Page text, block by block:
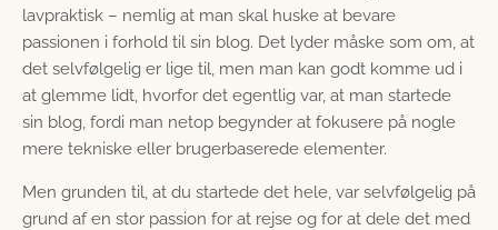
lavpraktisk – nemlig at man skal huske at bevare
passionen i forhold til sin blog. Det lyder måske som om, at
det selvfølgelig er lige til, men man kan godt komme ud i
at glemme lidt, hvorfor det egentlig var, at man startede
sin blog, fordi man netop begynder at fokusere på nogle
mere tekniske eller brugerbaserede elementer.
Men grunden til, at du startede det hele, var selvfølgelig på
grund af en stor passion for at rejse og for at dele det med